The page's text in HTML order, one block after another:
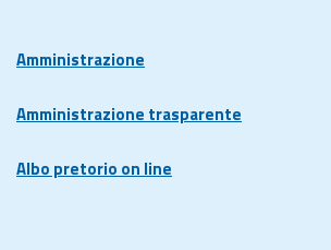
Amministrazione
Amministrazione trasparente
Albo pretorio on line